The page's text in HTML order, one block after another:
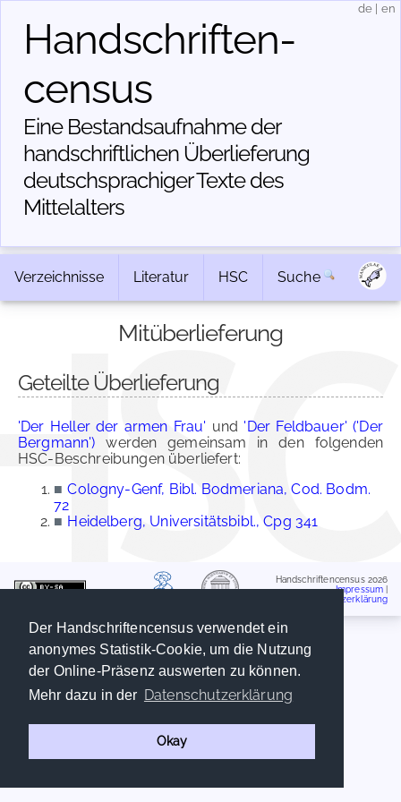
Der Handschriftencensus verwendet ein
anonymes Statistik-Cookie, um die Nutzung
der Online-Präsenz auswerten zu können.
Mehr dazu in der Datenschutzerklärung
Okay
Handschriften­
census
Eine Bestandsaufnahme der
handschriftlichen Über­lieferung
deutschsprachiger Texte des
Mittelalters
de en
Verzeichnisse Literatur HSC Suche
Mitüberlieferung
Geteilte Überlieferung
'Der Heller der armen Frau' und 'Der Feldbauer' ('Der
Bergmann') werden gemeinsam in den folgenden
HSC-Beschreibungen überliefert:
■ Cologny-Genf, Bibl. Bodmeriana, Cod. Bodm.
72
■ Heidelberg, Universitätsbibl., Cpg 341
Handschriftencensus 2026
Impressum
Datenschutzerklärung